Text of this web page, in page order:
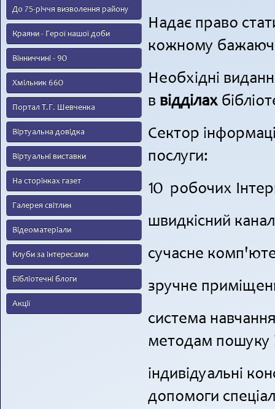
Надає право
кожному
Необхідні
в відділах
Сектор
послуги:
10 робочих
швидкісний
сучасне
зручне
система
методам пошуку
індивідуальні
допомоги
До 75-річчя визволення району
Краяни - Герої нашої доби
Вінниччині - 90
Хмільник 660
Портал Т.Г. Шевченка
Віртуальна довідка
Віртуальні виставки
На сторінках газет
Галерея світлин
Відеоматеріали
Клуби за інтересами
Бібліотечні блоги
Акції